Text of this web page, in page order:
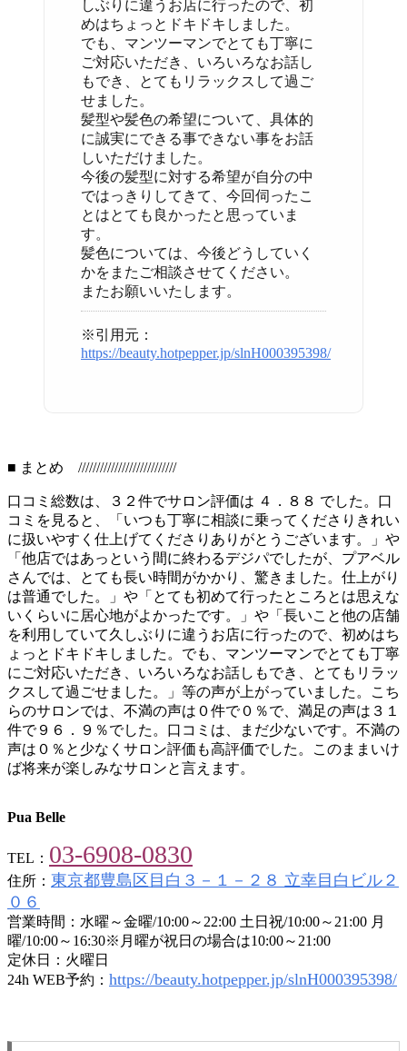
しぶりに違うお店に行ったので、初
めはちょっとドキドキしました。
でも、マンツーマンでとても丁寧に
ご対応いただき、いろいろなお話し
もでき、とてもリラックスして過ご
せました。
髪型や髪色の希望について、具体的
に誠実にできる事できない事をお話
しいただけました。
今後の髪型に対する希望が自分の中
ではっきりしてきて、今回伺ったこ
とはとても良かったと思っていま
す。
髪色については、今後どうしていく
かをまたご相談させてください。
またお願いいたします。
※引用元：
https://beauty.hotpepper.jp/slnH000395398/
■ まとめ ///////////////////////////
口コミ総数は、３２件でサロン評価は ４．８８ でした。口
コミを見ると、「いつも丁寧に相談に乗ってくださりきれい
に扱いやすく仕上げてくださりありがとうございます。」や
「他店ではあっという間に終わるデジパでしたが、プアベル
さんでは、とても長い時間がかかり、驚きました。仕上がり
は普通でした。」や「とても初めて行ったところとは思えな
いくらいに居心地がよかったです。」や「長いこと他の店舗
を利用していて久しぶりに違うお店に行ったので、初めはち
ょっとドキドキしました。でも、マンツーマンでとても丁寧
にご対応いただき、いろいろなお話しもでき、とてもリラッ
クスして過ごせました。」等の声が上がっていました。こち
らのサロンでは、不満の声は０件で０％で、満足の声は３１
件で９６．９％でした。口コミは、まだ少ないです。不満の
声は０％と少なくサロン評価も高評価でした。このままいけ
ば将来が楽しみなサロンと言えます。
Pua Belle
TEL： 03-6908-0830
住所： 東京都豊島区目白３－１－２８ 立幸目白ビル２
０６
営業時間：水曜～金曜/10:00～22:00 土日祝/10:00～21:00 月
曜/10:00～16:30※月曜が祝日の場合は10:00～21:00
定休日：火曜日
24h WEB予約： https://beauty.hotpepper.jp/slnH000395398/